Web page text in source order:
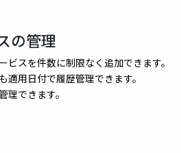
の管理
ビスを件数に制限なく追加できます。
適用日付で履歴管理できます。
理できます。